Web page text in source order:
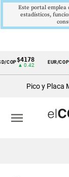
Cintillo
económicos
Colombia
$4178
▲ 0.42
EUR/COP
▼
Pico y Placa
menu
Este portal emplea
estadísticos,